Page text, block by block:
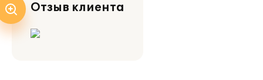
Отзыв клиента